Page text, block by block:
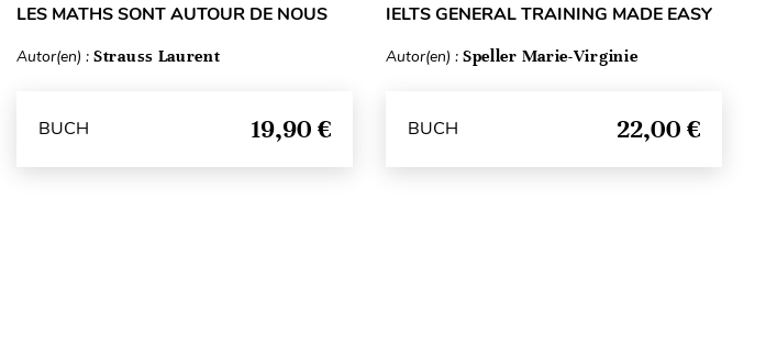
LES MATHS SONT AUTOUR DE NOUS
Autor(en) : Strauss Laurent
BUCH 19,90 €
IELTS GENERAL TRAINING MADE EASY
Autor(en) : Speller Marie-Virginie
BUCH 22,00 €